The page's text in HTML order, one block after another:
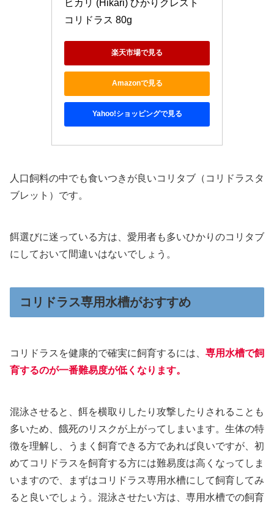
ヒカリ (Hikari) ひかりクレスト
コリドラス 80g
楽天市場で見る
Amazonで見る
Yahoo!ショッピングで見る
人口飼料の中でも食いつきが良いコリタブ（コリドラスタ
ブレット）です。
餌選びに迷っている方は、愛用者も多いひかりのコリタブ
にしておいて間違いはないでしょう。
コリドラス専用水槽がおすすめ
コリドラスを健康的で確実に飼育するには、 専用水槽で飼
育するのが一番難易度が低くなります。
混泳させると、餌を横取りしたり攻撃したりされることも
多いため、餓死のリスクが上がってしまいます。生体の特
徴を理解し、うまく飼育できる方であれば良いですが、初
めてコリドラスを飼育する方には難易度は高くなってしま
いますので、まずはコリドラス専用水槽にして飼育してみ
ると良いでしょう。混泳させたい方は、専用水槽での飼育